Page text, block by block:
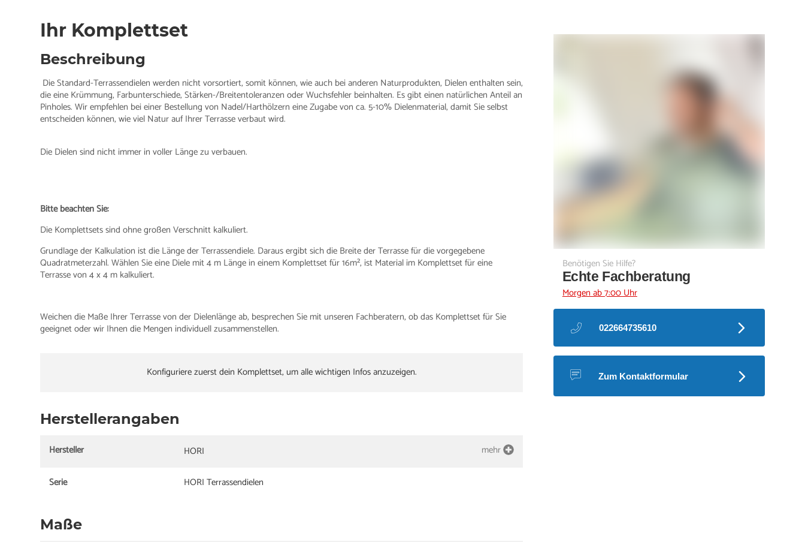
Ihr Komplettset
Beschreibung
Die Standard-Terrassendielen werden nicht vorsortiert, somit können, wie auch bei anderen Naturprodukten, Dielen enthalten sein,
die eine Krümmung, Farbunterschiede, Stärken-/Breitentoleranzen oder Wuchsfehler beinhalten. Es gibt einen natürlichen Anteil an
Pinholes. Wir empfehlen bei einer Bestellung von Nadel/Harthölzern eine Zugabe von ca. 5-10% Dielenmaterial, damit Sie selbst
entscheiden können, wie viel Natur auf Ihrer Terrasse verbaut wird.
Die Dielen sind nicht immer in voller Länge zu verbauen.
Bitte beachten Sie:
Die Komplettsets sind ohne großen Verschnitt kalkuliert.
Grundlage der Kalkulation ist die Länge der Terrassendiele. Daraus ergibt sich die Breite der Terrasse für die vorgegebene
Quadratmeterzahl. Wählen Sie eine Diele mit 4 m Länge in einem Komplettset für 16m², ist Material im Komplettset für eine
Terrasse von 4 x 4 m kalkuliert.
Weichen die Maße Ihrer Terrasse von der Dielenlänge ab, besprechen Sie mit unseren Fachberatern, ob das Komplettset für Sie
geeignet oder wir Ihnen die Mengen individuell zusammenstellen.
Konfiguriere zuerst dein Komplettset, um alle wichtigen Infos anzuzeigen.
Herstellerangaben
Hersteller HORI mehr
Serie HORI Terrassendielen
Maße
Benötigen Sie Hilfe?
Echte Fachberatung
Morgen ab 7:00 Uhr
022664735610
Zum Kontaktformular